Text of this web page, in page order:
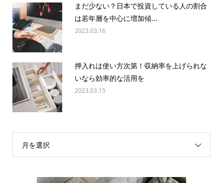
まだ少ない？日本で投資している人の割合
は若年層を中心に増加傾...
2023.03.16
押入れは使い方次第！収納率を上げられな
いなら効率的な活用を
2023.03.15
月を選択